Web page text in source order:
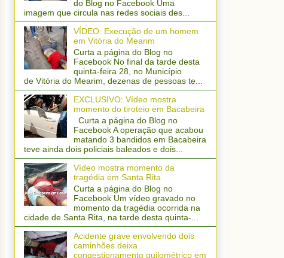
do Blog no Facebook Uma
imagem que circula nas redes sociais des...
VÍDEO: Execução de um homem
em Vitória do Mearim
Curta a página do Blog no
Facebook No final da tarde desta
quinta-feira 28, no Município
de Vitória do Mearim, dezenas de pessoas te...
EXCLUSIVO: Vídeo mostra
momento do tiroteio em Bacabeira
Curta a página do Blog no
Facebook A operação que acabou
matando 3 bandidos em Bacabeira
teve ainda dois policiais baleados e dois...
Vídeo mostra momento da
tragédia em Santa Rita
Curta a página do Blog no
Facebook Um vídeo gravado no
momento da tragédia ocorrida na
cidade de Santa Rita, na tarde desta quinta-...
Acidente grave envolvendo dois
caminhões deixa
congestionamento quilométrico em